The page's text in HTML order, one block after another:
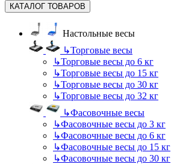
КАТАЛОГ ТОВАРОВ
Настольные весы
↳Торговые весы
↳Торговые весы до 6 кг
↳Торговые весы до 15 кг
↳Торговые весы до 30 кг
↳Торговые весы до 32 кг
↳Фасовочные весы
↳Фасовочные весы до 3 кг
↳Фасовочные весы до 6 кг
↳Фасовочные весы до 15 кг
↳Фасовочные весы до 30 кг